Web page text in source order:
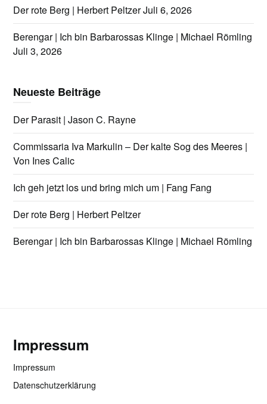
Der rote Berg | Herbert PeltzerJuli 6, 2026
Berengar | Ich bin Barbarossas Klinge | Michael Römling
Juli 3, 2026
Neueste Beiträge
Der Parasit | Jason C. Rayne
Commissaria Iva Markulin – Der kalte Sog des Meeres |
Von Ines Calic
Ich geh jetzt los und bring mich um | Fang Fang
Der rote Berg | Herbert Peltzer
Berengar | Ich bin Barbarossas Klinge | Michael Römling
Impressum
Impressum
Datenschutzerklärung